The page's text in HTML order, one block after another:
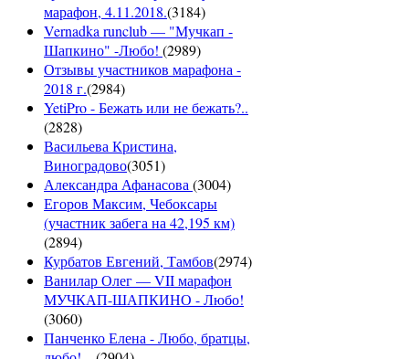
марафон, 4.11.2018.(3184)
Vernadka runclub — "Мучкап -
Шапкино" -Любо! (2989)
Отзывы участников марафона -
2018 г.(2984)
YetiPro - Бежать или не бежать?..
(2828)
Васильева Кристина,
Виноградово(3051)
Александра Афанасова(3004)
Егоров Максим, Чебоксары
(участник забега на 42,195 км)
(2894)
Курбатов Евгений, Тамбов(2974)
Ванилар Олег — VII марафон
МУЧКАП-ШАПКИНО - Любо!
(3060)
Панченко Елена - Любо, братцы,